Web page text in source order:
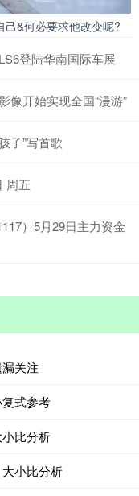
&何必要求他改变呢?
登陆华南国际车展
像开始实现全国“漫游”
子”写首歌
周五
）5月29日主力资金
关注
式参考
比分析
小比分析